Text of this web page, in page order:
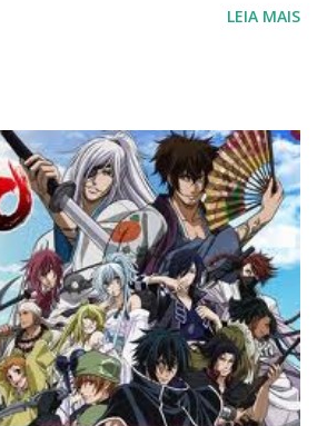
no site. Para hoje, a série “Surpresa
de 12 episódios, porque já foi
temporada. Conta a história de
esférica, chamado Poyo, que foi
Vou confessar que, como não
traço do animê, assim como o tempo
episódio (cerca de 2 minutos e meio), me
último. Ainda bem! Pois foi uma grata
é um animê tranq...
LEIA MAIS